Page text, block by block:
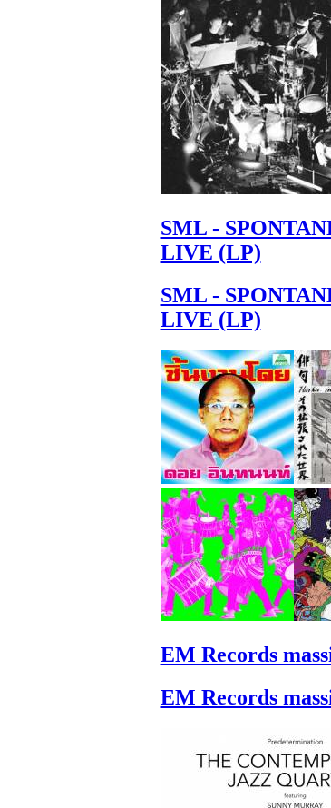
SML -
LIVE (LP)
SML -
LIVE (LP)
EM Records
EM Records